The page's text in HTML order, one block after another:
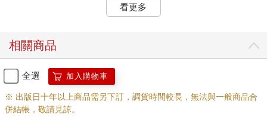
這一刻，莊天然終於意識到，規則裡說的：「現在，每個人口袋
那句「只有其中一個人和所有人不一樣」，並不是指撲克牌不一
樣，而是只有他一個是活人。
抓內鬼這個遊戲，其實是冰棍在找藏在他們之中的唯一一個人
時間倒數最後五秒，五、四、三、二……
「喀噠。」
看更多
相關商品
全選 加入購物車
※ 出版日十年以上商品需另下訂，調貨時間較長，無法與一般商品合
併結帳，敬請見諒。